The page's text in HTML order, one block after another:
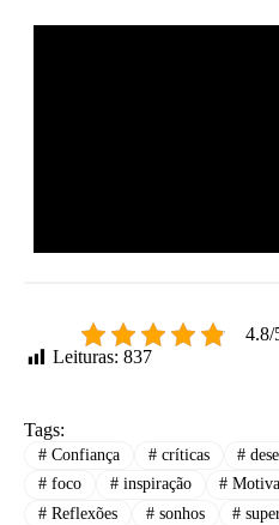
4.8/
Leituras: 837
Tags:
#Confiança #críticas #
#foco #inspiração #
#Reflexões #sonhos #